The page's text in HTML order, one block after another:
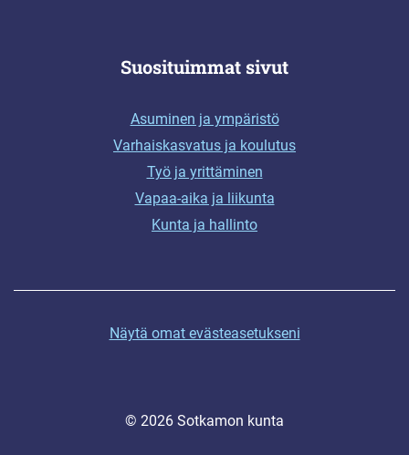
Suosituimmat sivut
Asuminen ja ympäristö
Varhaiskasvatus ja koulutus
Työ ja yrittäminen
Vapaa-aika ja liikunta
Kunta ja hallinto
Näytä omat evästeasetukseni
© 2026 Sotkamon kunta